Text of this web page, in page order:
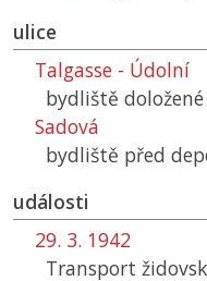
ulice
Talgasse - Údolní
bydliště
Sadová
bydliště před
události
29. 3. 1942
Transport